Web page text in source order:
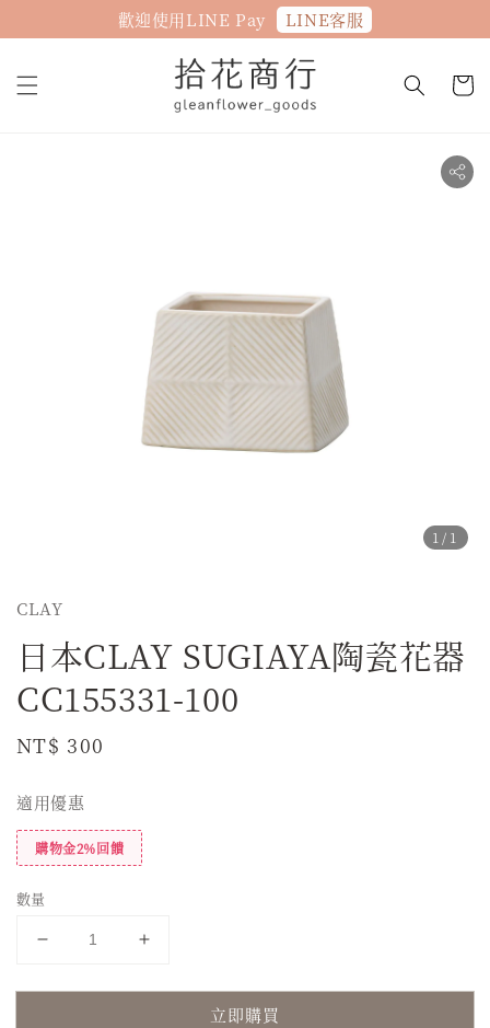
歡迎使用LINE Pay LINE客服
1 /1
CLAY
日本CLAY SUGIAYA陶瓷花器
CC155331-100
Regular
NT$ 300
適用優惠
購物金2%回饋
數量
立即購買